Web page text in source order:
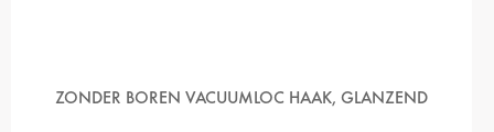
ZONDER BOREN VACUUMLOC HAAK, GLANZEND